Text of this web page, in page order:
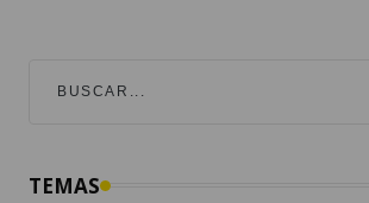
TEMAS